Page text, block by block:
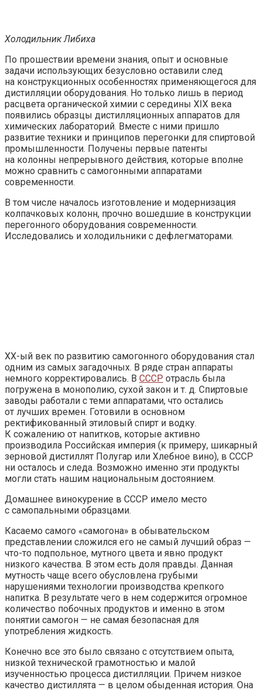
Холодильник Либиха
По прошествии времени знания, опыт и основные
задачи использующих безусловно оставили след
на конструкционных особенностях применяющегося для
дистилляции оборудования. Но только лишь в период
расцвета органической химии с середины XIX века
появились образцы дистилляционных аппаратов для
химических лабораторий. Вместе с ними пришло
развитие техники и принципов перегонки для спиртовой
промышленности. Получены первые патенты
на колонны непрерывного действия, которые вполне
можно сравнить с самогонными аппаратами
современности.
В том числе началось изготовление и модернизация
колпачковых колонн, прочно вошедшие в конструкции
перегонного оборудования современности.
Исследовались и холодильники с дефлегматорами.
XX-ый век по развитию самогонного оборудования стал
одним из самых загадочных. В ряде стран аппараты
немного корректировались. В СССР отрасль была
погружена в монополию, сухой закон и т. д. Спиртовые
заводы работали с теми аппаратами, что остались
от лучших времен. Готовили в основном
ректификованный этиловый спирт и водку.
К сожалению от напитков, которые активно
производила Российская империя (к примеру, шикарный
зерновой дистиллят Полугар или Хлебное вино), в СССР
ни осталось и следа. Возможно именно эти продукты
могли стать нашим национальным достоянием.
Домашнее винокурение в СССР имело место
с самопальными образцами.
Касаемо самого «самогона» в обывательском
представлении сложился его не самый лучший образ —
что-то подпольное, мутного цвета и явно продукт
низкого качества. В этом есть доля правды. Данная
мутность чаще всего обусловлена грубыми
нарушениями технологии производства крепкого
напитка. В результате чего в нем содержится огромное
количество побочных продуктов и именно в этом
понятии самогон — не самая безопасная для
употребления жидкость.
Конечно все это было связано с отсутствием опыта,
низкой технической грамотностью и малой
изученностью процесса дистилляции. Причем низкое
качество дистиллята — в целом обыденная история. Она